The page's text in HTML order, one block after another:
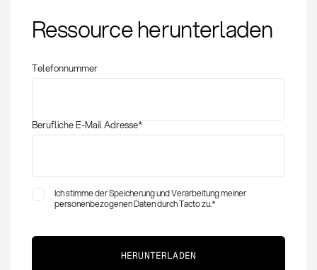
Definition, Pflichten
und Risikoübergang
Ressource herunterladen
Telefonnummer
Berufliche E-Mail Adresse*
Ich stimme der Speicherung und Verarbeitung meiner
personenbezogenen Daten durch Tacto zu.*